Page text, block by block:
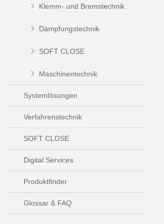
Klemm- und Bremstechnik
Dämpfungstechnik
SOFT CLOSE
Maschinentechnik
Systemlösungen
Verfahrenstechnik
SOFT CLOSE
Digital Services
Produktfinder
Glossar & FAQ